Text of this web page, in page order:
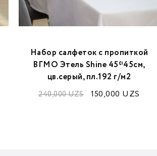
Набор салфеток с пропиткой
ВГМО Этель Shine 45*45см,
цв.серый, пл.192 г/м2
240,000UZS 150,000 UZS